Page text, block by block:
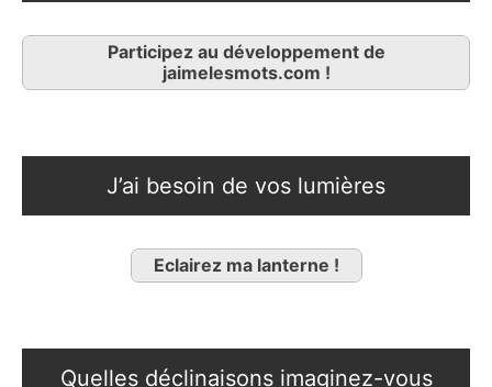
Participez au développement de
jaimelesmots.com !
J’ai besoin de vos lumières
Eclairez ma lanterne !
Quelles déclinaisons imaginez-vous